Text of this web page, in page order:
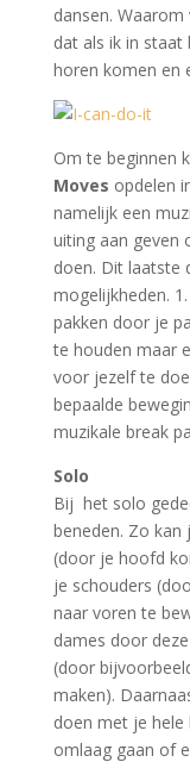
dansen.
dat als ik in staat
horen komen en
Om te beginnen
Moves opdelen
namelijk een
uiting aan geven
doen. Dit laatste
mogelijkheden.
pakken door je
te houden maar
voor jezelf te
bepaalde
muzikale break
Solo
Bij het solo
beneden. Zo
(door je hoofd
je schouders
naar voren te
dames door
(door
maken).
doen met je hele
omlaag gaan of